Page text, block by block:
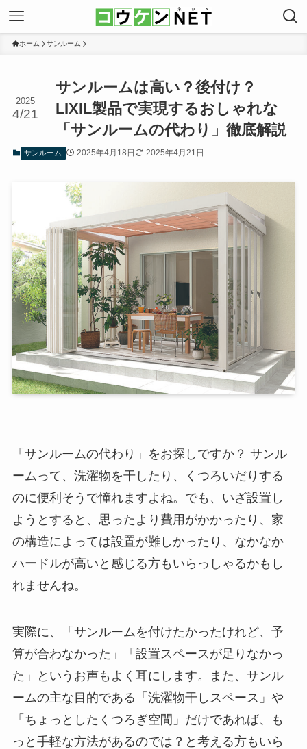
ホーム サンルーム
サンルームは高い？後付け？
LIXIL製品で実現するおしゃれな
「サンルームの代わり」徹底解説
2025
4/21
サンルーム 2025年4月18日 2025年4月21日
「サンルームの代わり」をお探しですか？ サンル
ームって、洗濯物を干したり、くつろいだりする
のに便利そうで憧れますよね。でも、いざ設置し
ようとすると、思ったより費用がかかったり、家
の構造によっては設置が難しかったり、なかなか
ハードルが高いと感じる方もいらっしゃるかもし
れませんね。
実際に、「サンルームを付けたかったけれど、予
算が合わなかった」「設置スペースが足りなかっ
た」というお声もよく耳にします。また、サンル
ームの主な目的である「洗濯物干しスペース」や
「ちょっとしたくつろぎ空間」だけであれば、も
っと手軽な方法があるのでは？と考える方もいら